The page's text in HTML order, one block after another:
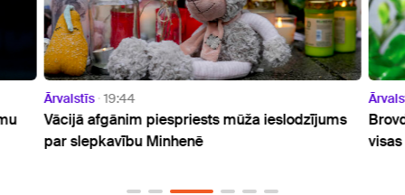
Ārvalstīs 19:44
Vācijā afgānim piespriests mūža ieslodzījums
par slepkavību Minhenē